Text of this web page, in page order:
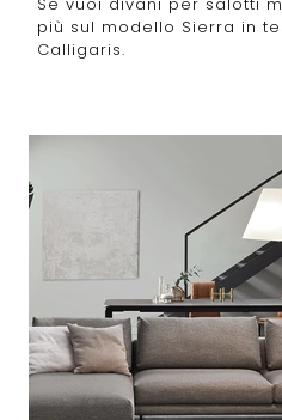
più sul modello Sierra in
Calligaris.